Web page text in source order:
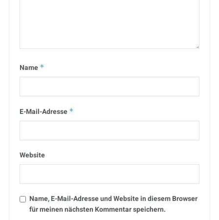
Name *
E-Mail-Adresse *
Website
Name, E-Mail-Adresse und Website in diesem Browser
für meinen nächsten Kommentar speichern.